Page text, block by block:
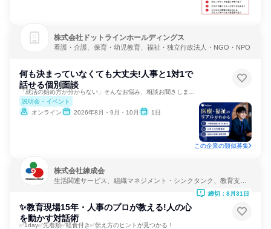
株式会社ドットラインホールディングス
看護・介護、保育・幼児教育、福祉・独立行政法人・NGO・NPO
何も決まっていなくても大丈夫!人事と1対1で
話せる個別面談
説明会・イベント
オンライン
2026年8月・9月・10月 1日
この企業の類似募集
株式会社練成会
生活関連サービス、組織マネジメント・シンクタンク、教育支援
✨教育現場15年・人事のプロが教える!人の心
を動かす対話術
✅1day✅先着順✅軽食付き✅伝え方のヒントが見つかる！
締切：8月31日